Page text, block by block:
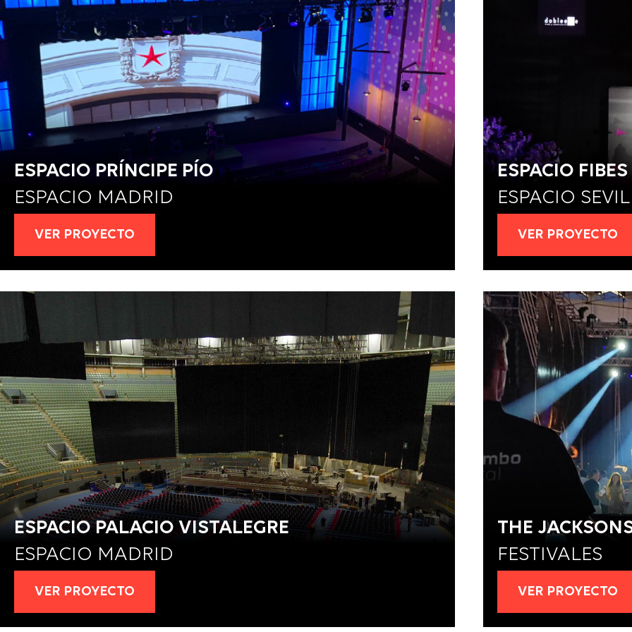
ESPACIO PRÍNCIPE PÍO
ESPACIO MADRID
VER PROYECTO
ESPACIO FIBES
ESPACIO
VER PROYECTO
ESPACIO PALACIO VISTALEGRE
ESPACIO MADRID
VER PROYECTO
THE
FESTIVALES
VER PROYECTO